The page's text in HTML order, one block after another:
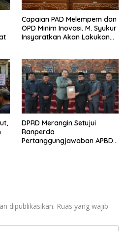
Capaian PAD Melempem dan
OPD Minim Inovasi. M. Syukur
Insyaratkan Akan Lakukan
DPRD Merangin Setujui
Ranperda
Pertanggungjawaban APBD
dipublikasikan. Ruas yang wajib